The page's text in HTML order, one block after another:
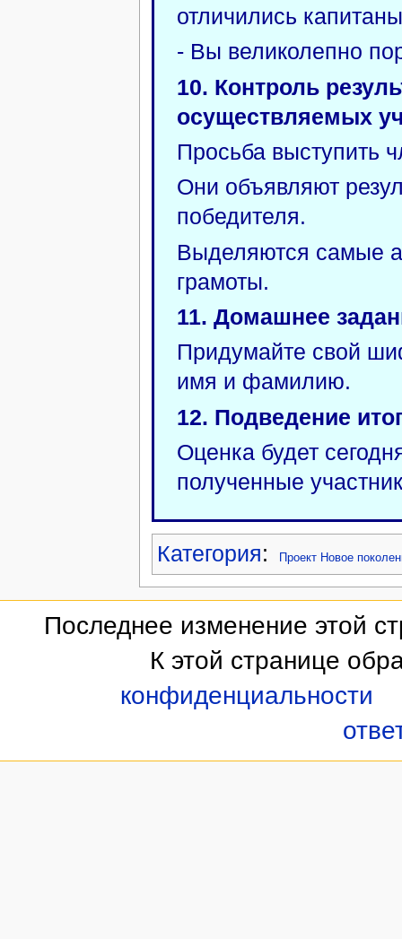
отличились
- Вы великолепно
10. Контроль
осуществляемых
Просьба выступить
Они объявляют
победителя.
Выделяются самые
грамоты.
11. Домашнее
Придумайте свой
имя и фамилию.
12. Подведение
Оценка будет
полученные
Категория: Проект Новое
Последнее изменение этой
К этой странице
конфиденциальности